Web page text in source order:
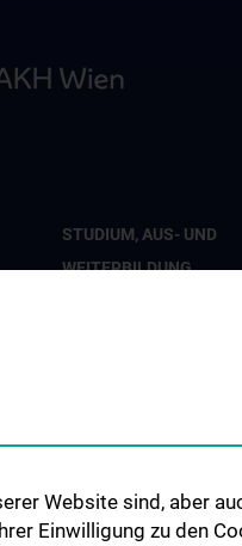
STUDIUM, AUS- UND
WEITERBILDUNG
Website sind, aber
Einwilligung zu den